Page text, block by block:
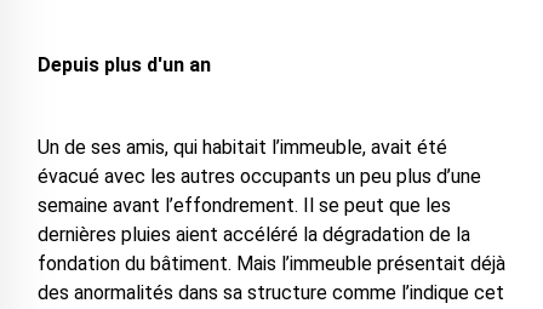
Depuis plus d'un an
Un de ses amis, qui habitait l’immeuble, avait été
évacué avec les autres occupants un peu plus d’une
semaine avant l’effondrement. Il se peut que les
dernières pluies aient accéléré la dégradation de la
fondation du bâtiment. Mais l’immeuble présentait déjà
des anormalités dans sa structure comme l’indique cet